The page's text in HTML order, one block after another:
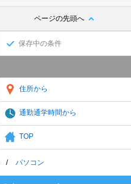
ページの先頭へ
保存中の条件
住所から
通勤通学時間から
TOP
パソコン